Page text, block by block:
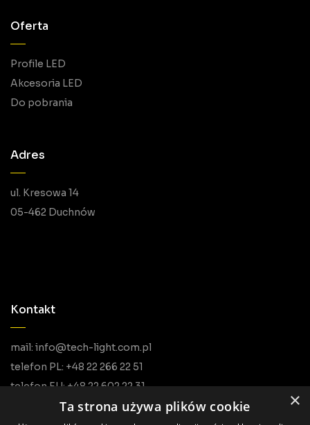
Oferta
Profile LED
Akcesoria LED
Do pobrania
Adres
ul. Kresowa 14
05-462 Duchnów
Kontakt
mail: info@tech-light.com.pl
telefon PL: +48 22 266 22 51
telefon EU: +48 22 602 22 31
×
Ta strona używa plików cookie